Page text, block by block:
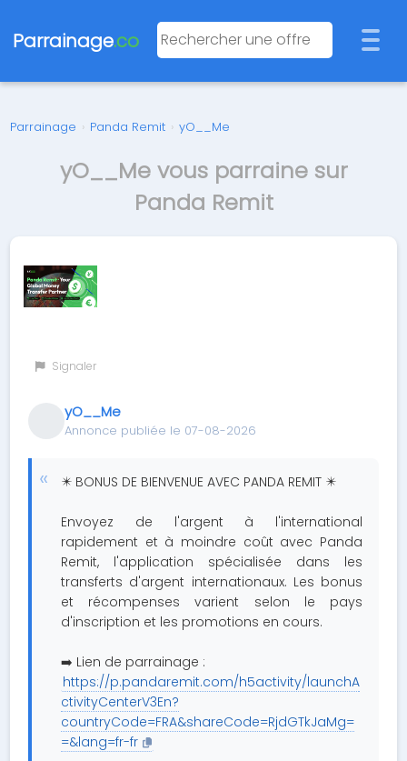
Parrainage.co
Parrainage › Panda Remit › yO__Me
yO__Me vous parraine sur
Panda Remit
Signaler
yO__Me
Annonce publiée le 07-08-2026
✴️ BONUS DE BIENVENUE AVEC PANDA REMIT ✴️
Envoyez de l'argent à l'international
rapidement et à moindre coût avec Panda
Remit, l'application spécialisée dans les
transferts d'argent internationaux. Les bonus
et récompenses varient selon le pays
d'inscription et les promotions en cours.
➡️ Lien de parrainage :
https://p.pandaremit.com/h5activity/launchA
ctivityCenterV3En?
countryCode=FRA&shareCode=RjdGTkJaMg=
=&lang=fr-fr